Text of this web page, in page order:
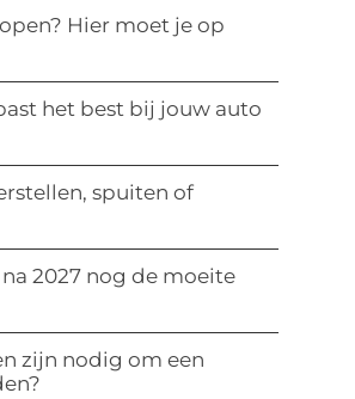
Hier moet je op
het best bij jouw auto
spuiten of
2027 nog de moeite
zijn nodig om een